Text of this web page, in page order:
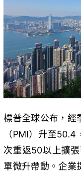
標普全球公布，經
（PMI）升至
次重返50以上擴
單微升帶動。企業